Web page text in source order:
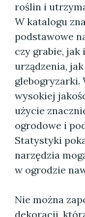
roślin i
W katalogu
podstawowe
czy grabie, jak
urządzenia,
glebogryzarki.
wysokiej
użycie
ogrodowe i
Statystyki
narzędzia
w ogrodzie
Nie można
dekoracji,